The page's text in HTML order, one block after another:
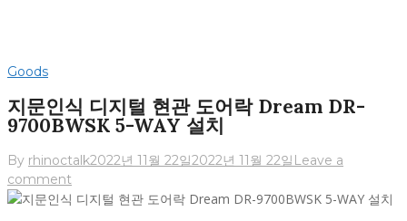
Goods
지문인식 디지털 현관 도어락 Dream DR-
9700BWSK 5-WAY 설치
By rhinoctalk2022년 11월 22일2022년 11월 22일 Leave a
comment